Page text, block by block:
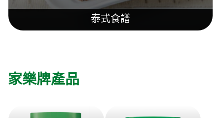
泰式食譜
家樂牌產品